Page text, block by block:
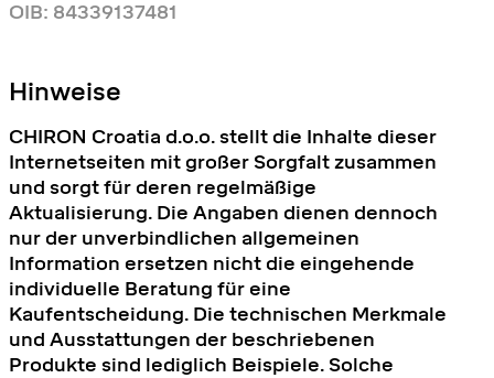
OIB: 84339137481
Hinweise
CHIRON Croatia d.o.o. stellt die Inhalte dieser
Internetseiten mit großer Sorgfalt zusammen
und sorgt für deren regelmäßige
Aktualisierung. Die Angaben dienen dennoch
nur der unverbindlichen allgemeinen
Information ersetzen nicht die eingehende
individuelle Beratung für eine
Kaufentscheidung. Die technischen Merkmale
und Ausstattungen der beschriebenen
Produkte sind lediglich Beispiele. Solche